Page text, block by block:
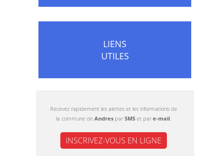
LIENS
UTILES
Recevez rapidement les alertes et les informations de
la commune de Andres par SMS et par e-mail.
INSCRIVEZ-VOUS EN LIGNE